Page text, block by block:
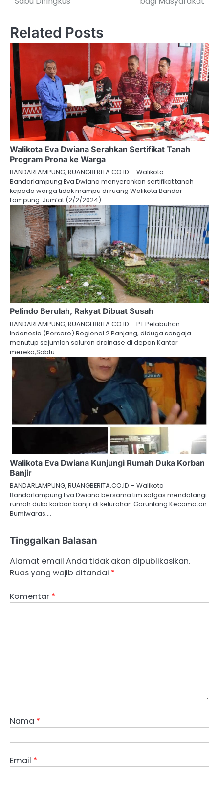
Related Posts
Walikota Eva Dwiana Serahkan Sertifikat Tanah
Program Prona ke Warga
BANDARLAMPUNG, RUANGBERITA.CO.ID – Walikota
Bandarlampung Eva Dwiana menyerahkan sertifikat tanah
kepada warga tidak mampu di ruang Walikota Bandar
Lampung. Jum’at (2/2/2024).…
Pelindo Berulah, Rakyat Dibuat Susah
BANDARLAMPUNG, RUANGEBRITA.CO.ID – PT Pelabuhan
Indonesia (Persero) Regional 2 Panjang, diduga sengaja
menutup sejumlah saluran drainase di depan Kantor
mereka,Sabtu…
Walikota Eva Dwiana Kunjungi Rumah Duka Korban
Banjir
BANDARLAMPUNG, RUANGBERITA.CO.ID – Walikota
Bandarlampung Eva Dwiana bersama tim satgas mendatangi
rumah duka korban banjir di kelurahan Garuntang Kecamatan
Bumiwaras.…
Tinggalkan Balasan
Alamat email Anda tidak akan dipublikasikan.
Ruas yang wajib ditandai *
Komentar *
Nama *
Email *